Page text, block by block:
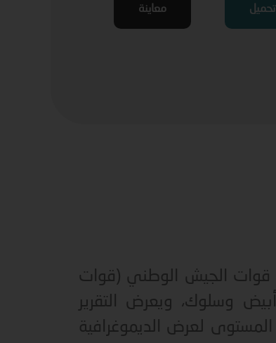
تحميل معاينة
قوات الجيش الوطني (قوات
وسلوك، ويعرض التقرير
لعرض الديموغرافية